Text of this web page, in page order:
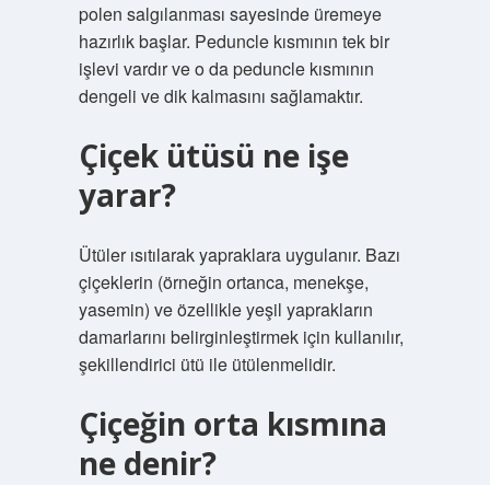
polen salgılanması sayesinde üremeye
hazırlık başlar. Peduncle kısmının tek bir
işlevi vardır ve o da peduncle kısmının
dengeli ve dik kalmasını sağlamaktır.
Çiçek ütüsü ne işe
yarar?
Ütüler ısıtılarak yapraklara uygulanır. Bazı
çiçeklerin (örneğin ortanca, menekşe,
yasemin) ve özellikle yeşil yaprakların
damarlarını belirginleştirmek için kullanılır,
şekillendirici ütü ile ütülenmelidir.
Çiçeğin orta kısmına
ne denir?